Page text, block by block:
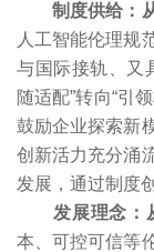
制度供给：
人工智能伦理规
与国际接轨、又
随适配”转向“引
鼓励企业探索新
创新活力充分涌
发展，通过制度
发展理念：
本、可控可信等